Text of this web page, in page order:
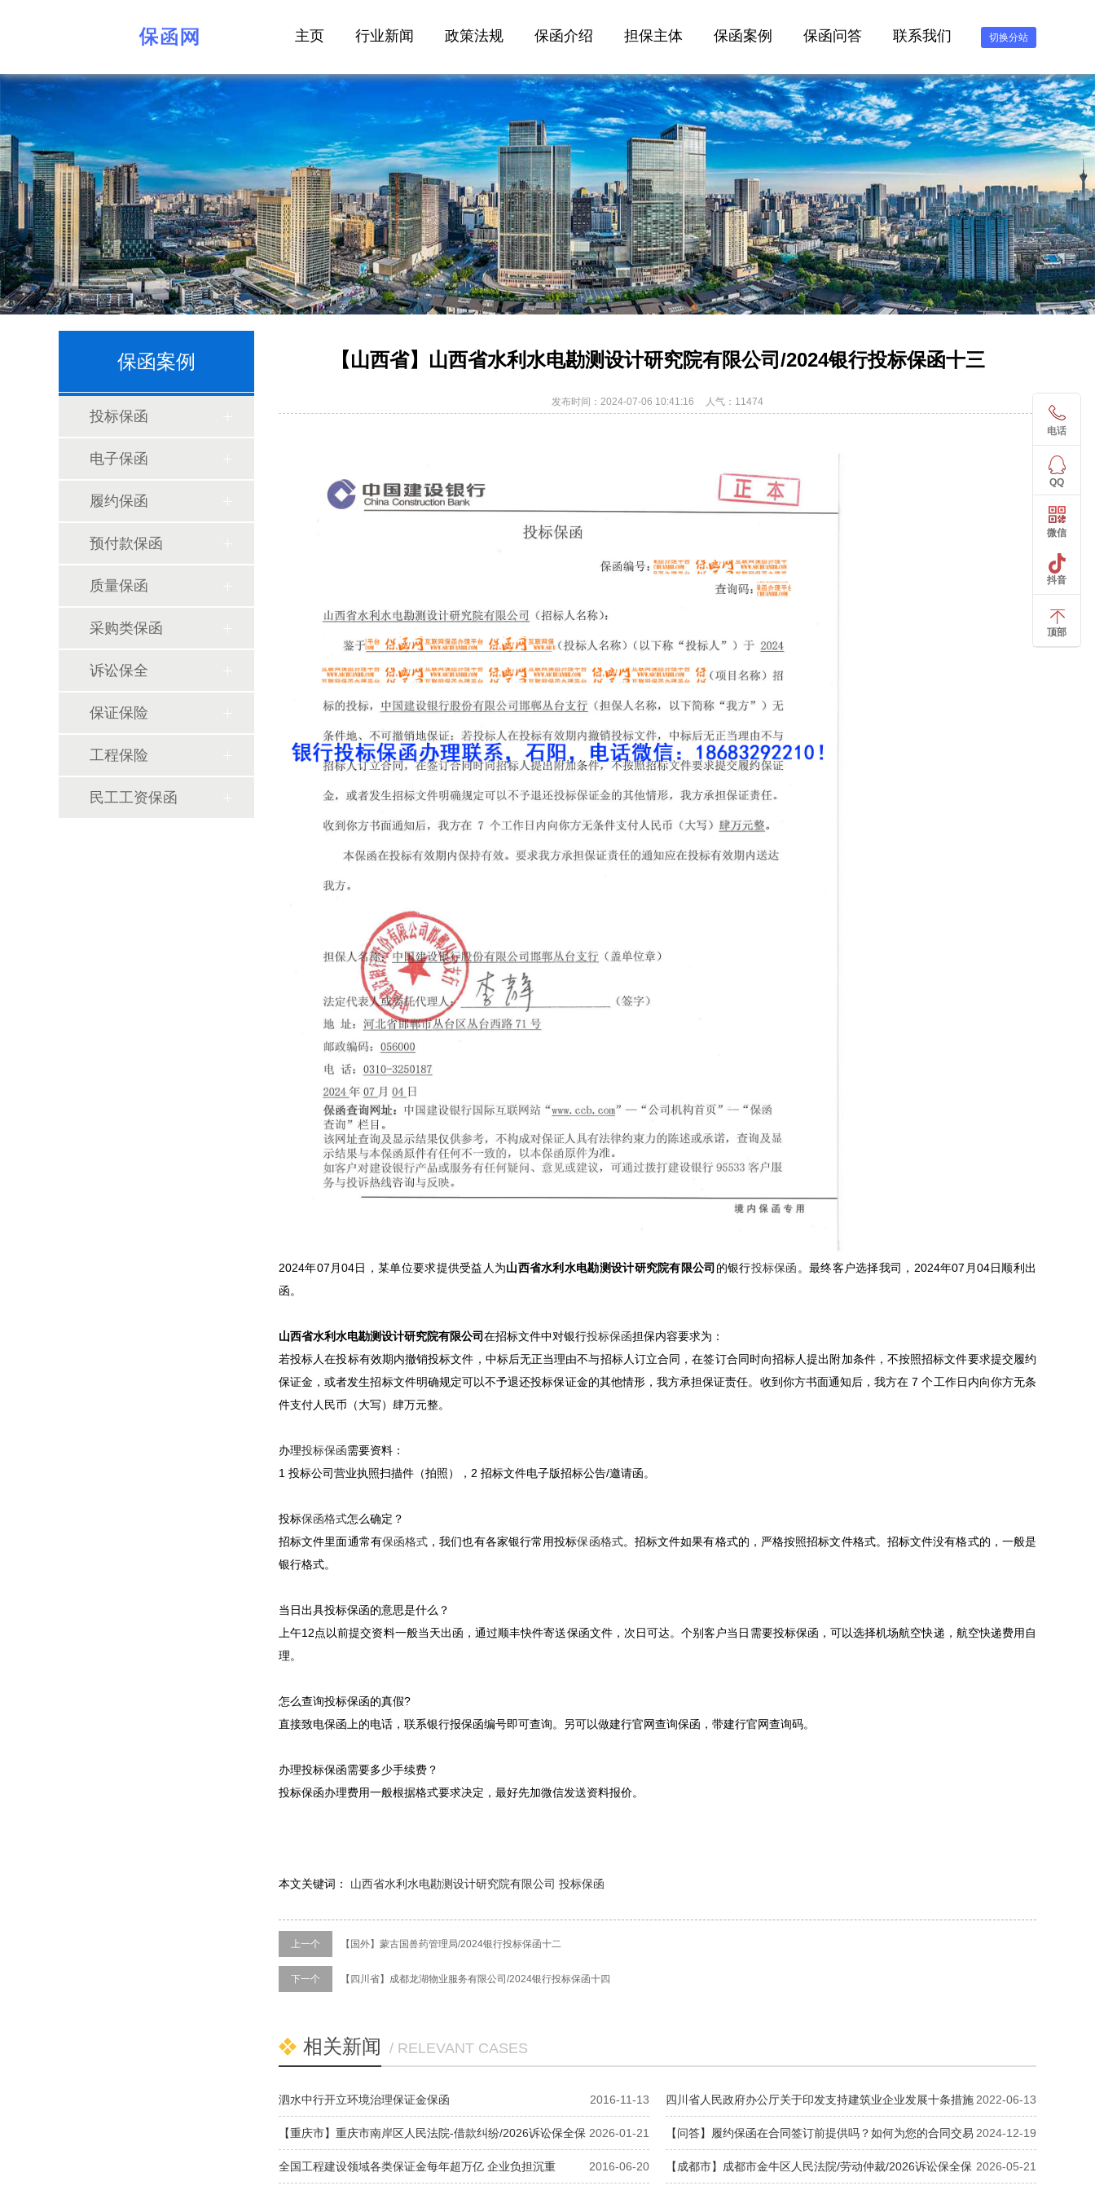
切换分站
主页 行业新闻 政策法规 保函介绍 担保主体 保函案例 保函问答 联系我们
保函案例
投标保函
电子保函
履约保函
预付款保函
质量保函
采购类保函
诉讼保全
保证保险
工程保险
民工工资保函
【山西省】山西省水利水电勘测设计研究院有限公司/2024银行投标保函十三
发布时间：2024-07-06 10:41:16 人气：11474
2024年07月04日，某单位要求提供受益人为山西省水利水电勘测设计研究院有限公司 的银行投标保函 。最终客户选择我司，2024年07月04日顺利出
函。
山西省水利水电勘测设计研究院有限公司在招标文件中对银行投标保函担保内容要求为：
若投标人在投标有效期内撤销投标文件，中标后无正当理由不与招标人订立合同，在签订合同时向招标人提出附加条件，不按照招标文件要求提交履约
保证金，或者发生招标文件明确规定可以不予退还投标保证金的其他情形，我方承担保证责任。收到你方书面通知后，我方在 7 个工作日内向你方无条
件支付人民币（大写）肆万元整。
办理投标保函需要资料：
1 投标公司营业执照扫描件（拍照），2 招标文件电子版招标公告/邀请函。
投标保函格式怎么确定？
招标文件里面通常有保函格式 ，我们也有各家银行常用投标保函格式。招标文件如果有格式的，严格按照招标文件格式。招标文件没有格式的，一般是
银行格式。
当日出具投标保函的意思是什么？
上午12点以前提交资料一般当天出函，通过顺丰快件寄送保函文件，次日可达。个别客户当日需要投标保函，可以选择机场航空快递，航空快递费用自
理。
怎么查询投标保函的真假?
直接致电保函上的电话，联系银行报保函编号即可查询。另可以做建行官网查询保函，带建行官网查询码。
办理投标保函需要多少手续费？
投标保函办理费用一般根据格式要求决定，最好先加微信发送资料报价。
本文关键词： 山西省水利水电勘测设计研究院有限公司 投标保函
上一个 【国外】蒙古国兽药管理局/2024银行投标保函十二
下一个 【四川省】成都龙湖物业服务有限公司/2024银行投标保函十四
相关新闻 / RELEVANT CASES
2016-11-13
泗水中行开立环境治理保证金保函 2022-06-13
四川省人民政府办公厅关于印发支持建筑业企业发展十条措施
的通知 川办规〔2022〕5号
2026-01-21
【重庆市】重庆市南岸区人民法院-借款纠纷/2026诉讼保全保
函三
2024-12-19
【问答】履约保函在合同签订前提供吗？如何为您的合同交易
保驾护航
2016-06-20
全国工程建设领域各类保证金每年超万亿 企业负担沉重 2026-05-21
【成都市】成都市金牛区人民法院/劳动仲裁/2026诉讼保全保
电话
QQ
微信
抖音
顶部